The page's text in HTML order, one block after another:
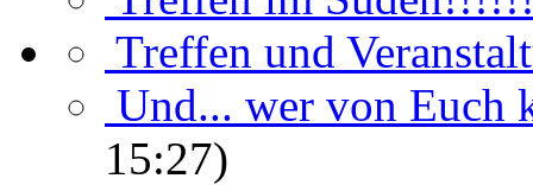
Treffen und
Und... wer von Euch
15:27)